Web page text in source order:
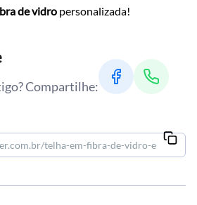
de vidro personalizada!
Compartilhe: